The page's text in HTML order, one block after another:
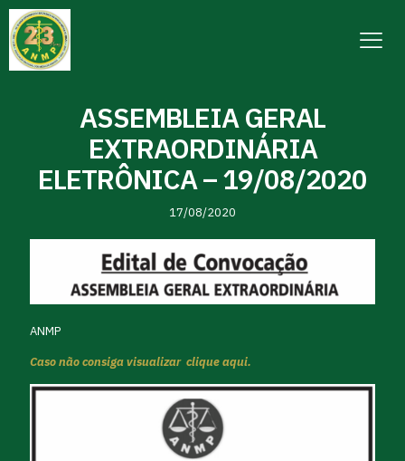
ASSEMBLEIA GERAL
EXTRAORDINÁRIA
ELETRÔNICA – 19/08/2020
17/08/2020
ANMP
Caso não consiga visualizar clique aqui.